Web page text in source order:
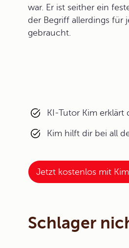
war. Er ist seither ein
der Begriff allerdings für
gebraucht.
KI-Tutor Kim
Kim hilft dir bei all
Jetzt kostenlos mit
Schlager